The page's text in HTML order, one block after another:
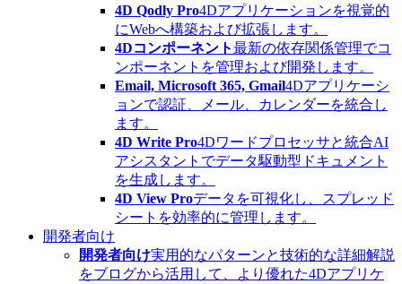
4D Qodly Pro4Dアプリケーションを視覚的
にWebへ構築および拡張します。
4Dコンポーネント最新の依存関係管理でコ
ンポーネントを管理および開発します。
Email, Microsoft 365, Gmail4Dアプリケーシ
ョンで認証、メール、カレンダーを統合し
ます。
4D Write Pro4Dワードプロセッサと統合AI
アシスタントでデータ駆動型ドキュメント
を生成します。
4D View Proデータを可視化し、スプレッド
シートを効率的に管理します。
開発者向け
開発者向け実用的なパターンと技術的な詳細解説
をブログから活用して、より優れた4Dアプリケ